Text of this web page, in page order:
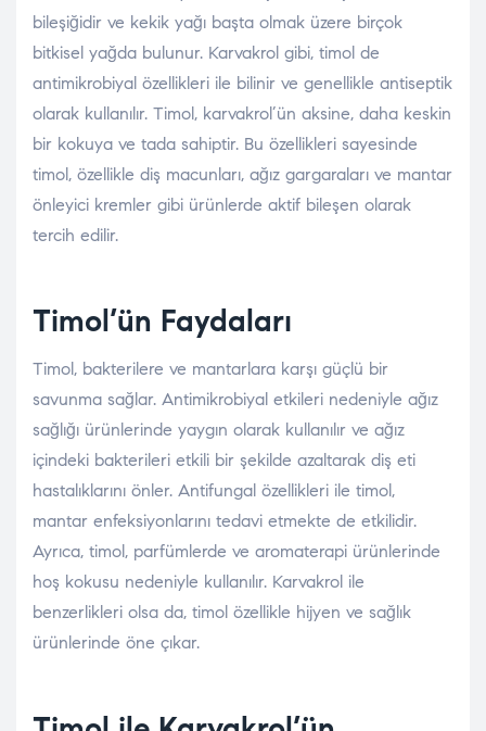
bileşiğidir ve kekik yağı başta olmak üzere birçok
bitkisel yağda bulunur. Karvakrol gibi, timol de
antimikrobiyal özellikleri ile bilinir ve genellikle antiseptik
olarak kullanılır. Timol, karvakrol’ün aksine, daha keskin
bir kokuya ve tada sahiptir. Bu özellikleri sayesinde
timol, özellikle diş macunları, ağız gargaraları ve mantar
önleyici kremler gibi ürünlerde aktif bileşen olarak
tercih edilir.
Timol’ün Faydaları
Timol, bakterilere ve mantarlara karşı güçlü bir
savunma sağlar. Antimikrobiyal etkileri nedeniyle ağız
sağlığı ürünlerinde yaygın olarak kullanılır ve ağız
içindeki bakterileri etkili bir şekilde azaltarak diş eti
hastalıklarını önler. Antifungal özellikleri ile timol,
mantar enfeksiyonlarını tedavi etmekte de etkilidir.
Ayrıca, timol, parfümlerde ve aromaterapi ürünlerinde
hoş kokusu nedeniyle kullanılır. Karvakrol ile
benzerlikleri olsa da, timol özellikle hijyen ve sağlık
ürünlerinde öne çıkar.